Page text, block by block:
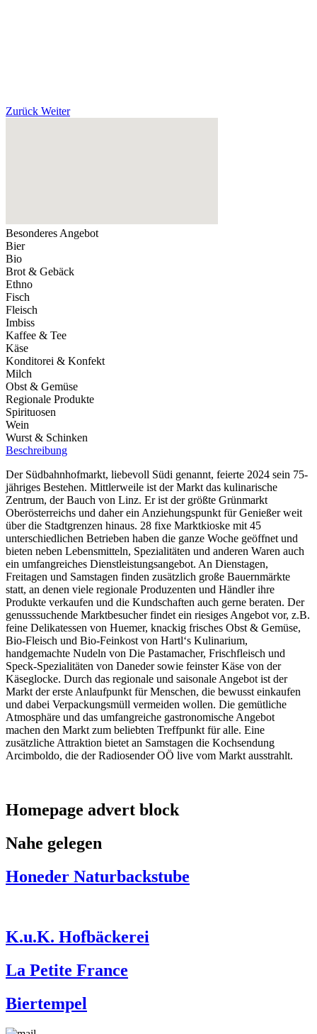
Zurück Weiter
Besonderes Angebot
Bier
Bio
Brot & Gebäck
Ethno
Fisch
Fleisch
Imbiss
Kaffee & Tee
Käse
Konditorei & Konfekt
Milch
Obst & Gemüse
Regionale Produkte
Spirituosen
Wein
Wurst & Schinken
Beschreibung
Der Südbahnhofmarkt, liebevoll Südi genannt, feierte 2024 sein 75-
jähriges Bestehen. Mittlerweile ist der Markt das kulinarische
Zentrum, der Bauch von Linz. Er ist der größte Grünmarkt
Oberösterreichs und daher ein Anziehungspunkt für Genießer weit
über die Stadtgrenzen hinaus. 28 fixe Marktkioske mit 45
unterschiedlichen Betrieben haben die ganze Woche geöffnet und
bieten neben Lebensmitteln, Spezialitäten und anderen Waren auch
ein umfangreiches Dienstleistungsangebot. An Dienstagen,
Freitagen und Samstagen finden zusätzlich große Bauernmärkte
statt, an denen viele regionale Produzenten und Händler ihre
Produkte verkaufen und die Kundschaften auch gerne beraten. Der
genusssuchende Marktbesucher findet ein riesiges Angebot vor, z.B.
feine Delikatessen von Huemer, knackig frisches Obst & Gemüse,
Bio-Fleisch und Bio-Feinkost von Hartl‘s Kulinarium,
handgemachte Nudeln von Die Pastamacher, Frischfleisch und
Speck-Spezialitäten von Daneder sowie feinster Käse von der
Käseglocke. Durch das regionale und saisonale Angebot ist der
Markt der erste Anlaufpunkt für Menschen, die bewusst einkaufen
und dabei Verpackungsmüll vermeiden wollen. Die gemütliche
Atmosphäre und das umfangreiche gastronomische Angebot
machen den Markt zum beliebten Treffpunkt für alle. Eine
zusätzliche Attraktion bietet an Samstagen die Kochsendung
Arcimboldo, die der Radiosender OÖ live vom Markt ausstrahlt.
Homepage advert block
Nahe gelegen
Honeder Naturbackstube
K.u.K. Hofbäckerei
La Petite France
Biertempel